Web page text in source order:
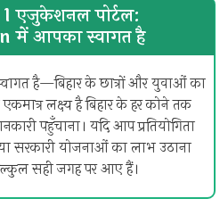
1 एजुकेशनल पोर्टल:
में आपका स्वागत है
है—बिहार के छात्रों और युवाओं का
लक्ष्य है बिहार के हर कोने तक
पहुँचाना। यदि आप प्रतियोगिता
सरकारी योजनाओं का लाभ उठाना
सही जगह पर आए हैं।